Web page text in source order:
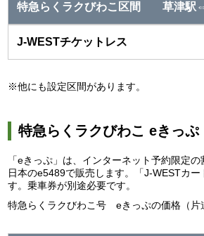
草津駅
※他にも設定区間があります。
特急らくラクびわこ eきっぷ
「eきっぷ」は、インターネット予約限定
日本のe5489で販売します。「J-WESTカー
す。乗車券が別途必要です。
特急らくラクびわこ号 eきっぷの価格（片